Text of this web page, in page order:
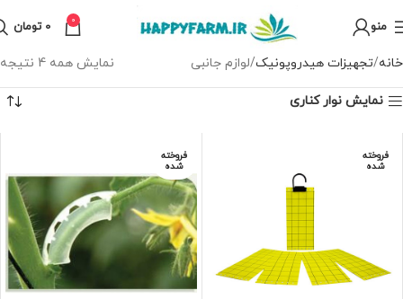
منو 0
0 تومان
خانه تجهیزات هیدروپونیک لوازم جانبی نمایش همه 4 نتیجه
نمایش نوار کناری
فروخته
شده
فروخته
شده